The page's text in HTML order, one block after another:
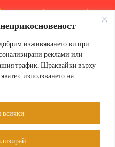
изживяването ви при
реклами или
трафик. Щраквайки върху
с използването на
℃ 36 ℃
Етрополе за хората |